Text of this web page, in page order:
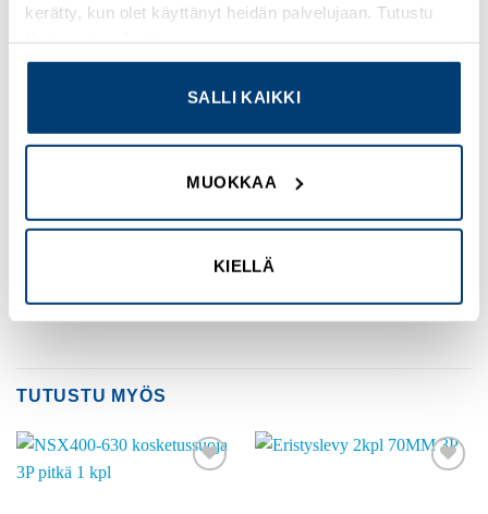
kerätty, kun olet käyttänyt heidän palvelujaan. Tutustu
SALLI KAIKKI
MUOKKAA
KIELLÄ
Sarjan soveltuvuus
ComPacT new generation ComPacT NSX160 new
generation
Easypact EasyPact CVS100
Easypact EasyPact CVS250
PowerPact PowerPact Multistandard
TUTUSTU MYÖS